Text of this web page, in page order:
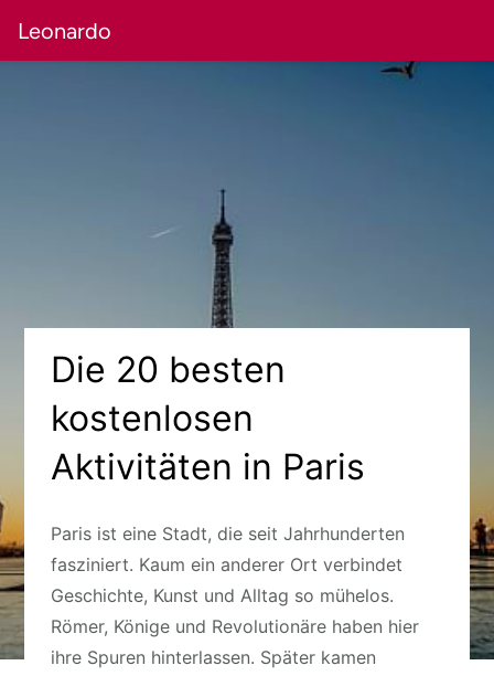
Leonardo
Die 20 besten
kostenlosen
Aktivitäten in Paris
Paris ist eine Stadt, die seit Jahrhunderten
fasziniert. Kaum ein anderer Ort verbindet
Geschichte, Kunst und Alltag so mühelos.
Römer, Könige und Revolutionäre haben hier
ihre Spuren hinterlassen. Später kamen